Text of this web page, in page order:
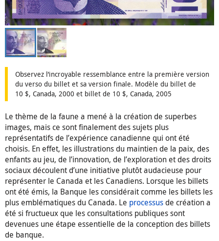
Observez l’incroyable ressemblance entre la première version
du verso du billet et sa version finale. Modèle du billet de
10 $, Canada, 2000 et billet de 10 $, Canada, 2005
Le thème de la faune a mené à la création de superbes
images, mais ce sont finalement des sujets plus
représentatifs de l’expérience canadienne qui ont été
choisis. En effet, les illustrations du maintien de la paix, des
enfants au jeu, de l’innovation, de l’exploration et des droits
sociaux découlent d’une initiative plutôt audacieuse pour
représenter le Canada et les Canadiens. Lorsque les billets
ont été émis, la Banque les considérait comme les billets les
plus emblématiques du Canada. Le processus de création a
été si fructueux que les consultations publiques sont
devenues une étape essentielle de la conception des billets
de banque.